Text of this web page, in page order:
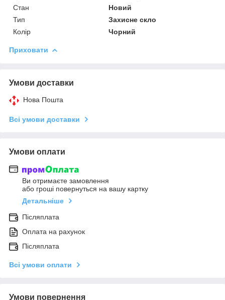
Стан
Новий
Тип
Захисне скло
Колір
Чорний
Приховати
Умови доставки
Нова Пошта
Всі умови доставки
Умови оплати
Ви отримаєте замовлення
або гроші повернуться на вашу картку
Детальніше
Післяплата
Оплата на рахунок
Післяплата
Всі умови оплати
Умови повернення